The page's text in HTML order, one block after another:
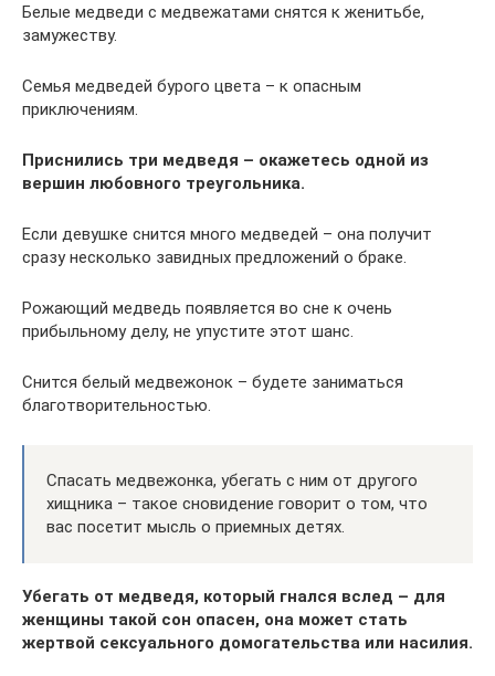
Белые медведи с медвежатами снятся к женитьбе,
замужеству.
Семья медведей бурого цвета – к опасным
приключениям.
Приснились три медведя – окажетесь одной из
вершин любовного треугольника.
Если девушке снится много медведей – она получит
сразу несколько завидных предложений о браке.
Рожающий медведь появляется во сне к очень
прибыльному делу, не упустите этот шанс.
Снится белый медвежонок – будете заниматься
благотворительностью.
Спасать медвежонка, убегать с ним от другого
хищника – такое сновидение говорит о том, что
вас посетит мысль о приемных детях.
Убегать от медведя, который гнался вслед – для
женщины такой сон опасен, она может стать
жертвой сексуального домогательства или насилия.